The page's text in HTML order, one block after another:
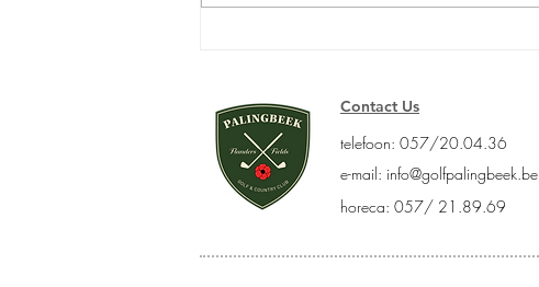
Contact Us
telefoon: 057/20.04.36
e-mail: info@golfpalingbeek.be
horeca: 057/ 21.89.69